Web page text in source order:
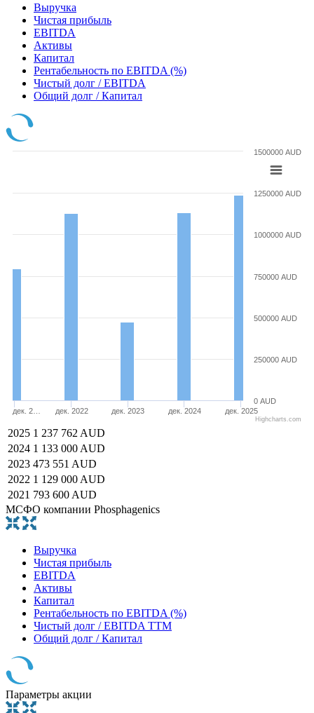
Выручка
Чистая прибыль
EBITDA
Активы
Капитал
Рентабельность по EBITDA (%)
Чистый долг / EBITDA
Общий долг / Капитал
дек. 2… дек. 2022 дек. 2023 дек. 2024 дек. 2025
0 AUD
250000 AUD
500000 AUD
750000 AUD
1000000 AUD
1250000 AUD
1500000 AUD
Highcharts.com
2025 1 237 762 AUD
2024 1 133 000 AUD
2023 473 551 AUD
2022 1 129 000 AUD
2021 793 600 AUD
МСФО компании Phosphagenics
Выручка
Чистая прибыль
EBITDA
Активы
Капитал
Рентабельность по EBITDA (%)
Чистый долг / EBITDA TTM
Общий долг / Капитал
Параметры акции